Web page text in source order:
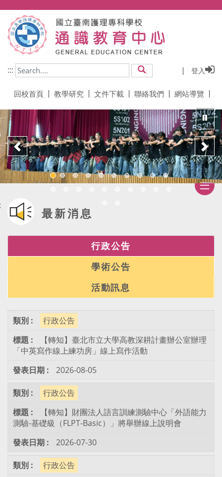
::: 搜尋 登入
回校首頁 教學研究 文件下載 聯絡我們 網站導覽
暫
上一頁
最新消息
行政公告
學術公告
活動訊息
行政公告
【轉知】臺北市立大學高教深耕計畫辦公室辦理
「中英寫作線上練功房」線上寫作活動
2026-08-05
行政公告
【轉知】財團法人語言訓練測驗中心「外語能力
測驗-基礎級（FLPT-Basic）」將舉辦線上說明會
2026-07-30
行政公告